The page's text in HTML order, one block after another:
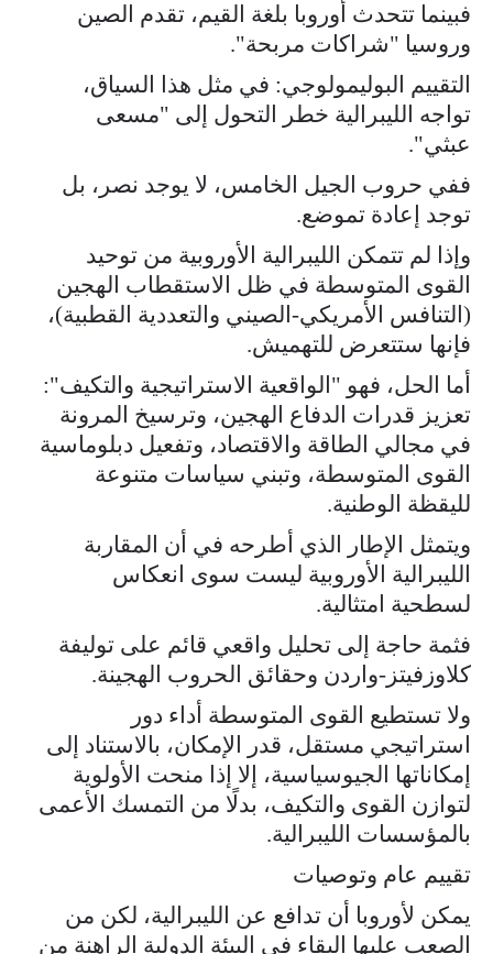
فبينما تتحدث أوروبا بلغة القيم، تقدم الصين
وروسيا "شراكات مربحة".
التقييم البوليمولوجي: في مثل هذا السياق،
تواجه الليبرالية خطر التحول إلى "مسعى
عبثي".
ففي حروب الجيل الخامس، لا يوجد نصر، بل
توجد إعادة تموضع.
وإذا لم تتمكن الليبرالية الأوروبية من توحيد
القوى المتوسطة في ظل الاستقطاب الهجين
(التنافس الأمريكي-الصيني والتعددية القطبية)،
فإنها ستتعرض للتهميش.
أما الحل، فهو "الواقعية الاستراتيجية والتكيف":
تعزيز قدرات الدفاع الهجين، وترسيخ المرونة
في مجالي الطاقة والاقتصاد، وتفعيل دبلوماسية
القوى المتوسطة، وتبني سياسات متنوعة
لليقظة الوطنية.
ويتمثل الإطار الذي أطرحه في أن المقاربة
الليبرالية الأوروبية ليست سوى انعكاس
لسطحية امتثالية.
فثمة حاجة إلى تحليل واقعي قائم على توليفة
كلاوزفيتز-واردن وحقائق الحروب الهجينة.
ولا تستطيع القوى المتوسطة أداء دور
استراتيجي مستقل، قدر الإمكان، بالاستناد إلى
إمكاناتها الجيوسياسية، إلا إذا منحت الأولوية
لتوازن القوى والتكيف، بدلًا من التمسك الأعمى
بالمؤسسات الليبرالية.
تقييم عام وتوصيات
يمكن لأوروبا أن تدافع عن الليبرالية، لكن من
الصعب عليها البقاء في البيئة الدولية الراهنة من